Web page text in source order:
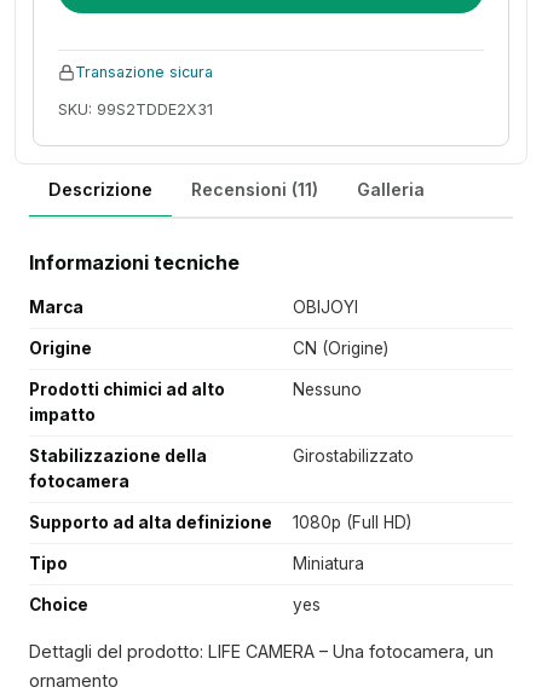
Transazione sicura
SKU: 99S2TDDE2X31
Descrizione Recensioni (11) Galleria
Informazioni tecniche
Marca OBIJOYI
Origine CN (Origine)
Prodotti chimici ad alto
impatto
Nessuno
Stabilizzazione della
fotocamera
Girostabilizzato
Supporto ad alta definizione 1080p (Full HD)
Tipo Miniatura
Choice yes
Dettagli del prodotto: LIFE CAMERA – Una fotocamera, un
ornamento